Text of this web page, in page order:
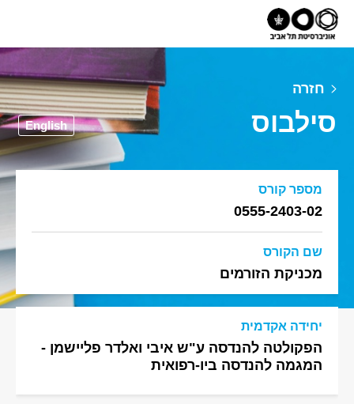
חזרה
סילבוס English
מספר קורס
0555-2403-02
שם הקורס
מכניקת הזורמים
יחידה אקדמית
הפקולטה להנדסה ע"ש איבי ואלדר פליישמן -
המגמה להנדסה ביו-רפואית